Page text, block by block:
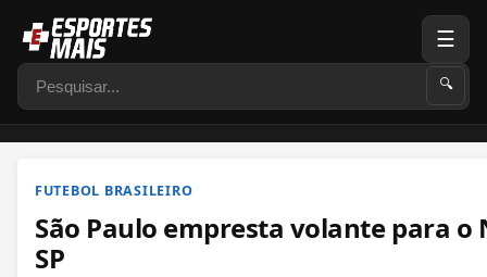
Pesquisar 🔍
☰
FUTEBOL BRASILEIRO
São Paulo empresta volante para
SP